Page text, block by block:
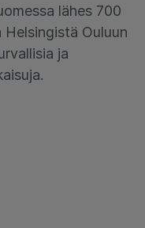
lähes 700
Ouluun
ja